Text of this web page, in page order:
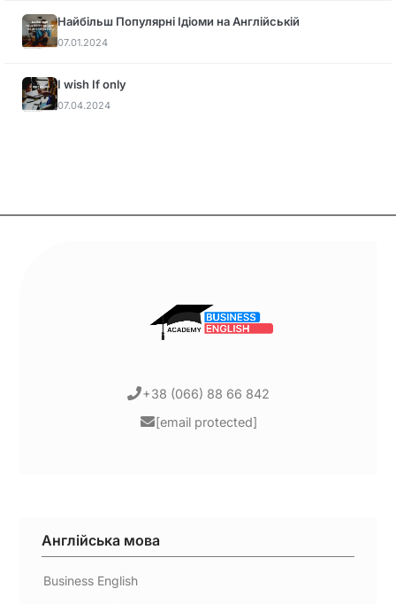
Найбільш Популярні Ідіоми на Англійській
07.01.2024
I wish If only
07.04.2024
+38 (066) 88 66 842
[email protected]
Англійська мова
Business English